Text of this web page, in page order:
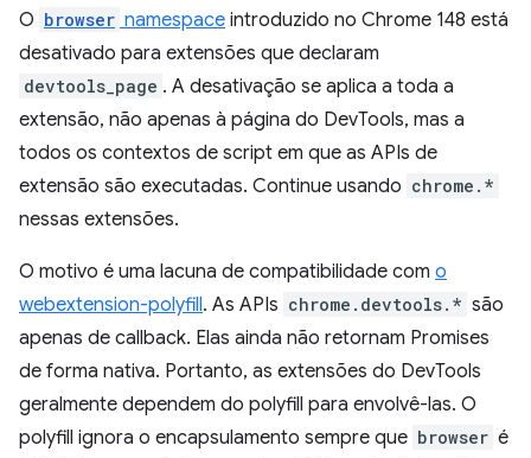
O browser namespace introduzido no Chrome 148 está
desativado para extensões que declaram
devtools_page . A desativação se aplica a toda a
extensão, não apenas à página do DevTools, mas a
todos os contextos de script em que as APIs de
extensão são executadas. Continue usando chrome.*
nessas extensões.
O motivo é uma lacuna de compatibilidade com o
webextension-polyfill. As APIs chrome.devtools.* são
apenas de callback. Elas ainda não retornam Promises
de forma nativa. Portanto, as extensões do DevTools
geralmente dependem do polyfill para envolvê-las. O
polyfill ignora o encapsulamento sempre que browser é